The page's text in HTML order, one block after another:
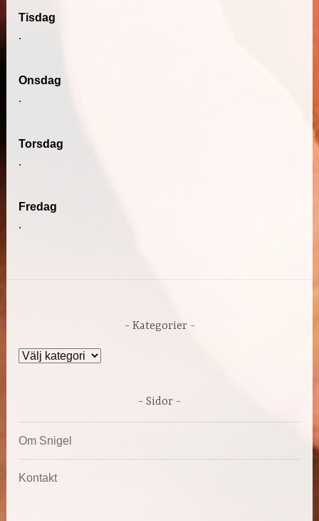
Tisdag
.
Onsdag
.
Torsdag
.
Fredag
.
Kategorier
Kategorier
Sidor
Om Snigel
Kontakt